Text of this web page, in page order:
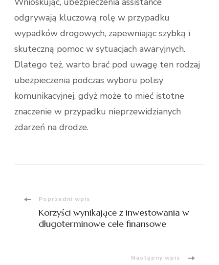
odgrywają kluczową rolę w przypadku
wypadków drogowych, zapewniając szybką i
skuteczną pomoc w sytuacjach awaryjnych.
Dlatego też, warto brać pod uwagę ten rodzaj
ubezpieczenia podczas wyboru polisy
komunikacyjnej, gdyż może to mieć istotne
znaczenie w przypadku nieprzewidzianych
zdarzeń na drodze.
Nawigacja
wpisu
Poprzedni wpis
Korzyści wynikające z inwestowania w
długoterminowe cele finansowe
Następny wpis